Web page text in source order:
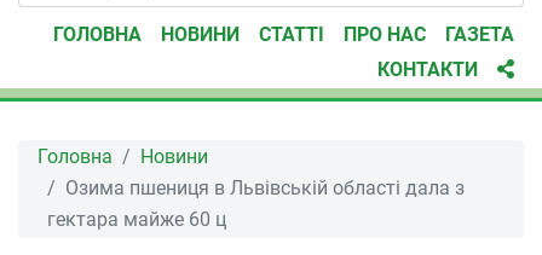
ГОЛОВНА НОВИНИ СТАТТІ ПРО НАС
ГАЗЕТА
КОНТАКТИ
Головна
Новини
Озима пшениця в Львівській області дала з
гектара майже 60 ц